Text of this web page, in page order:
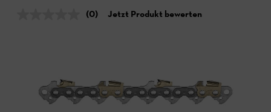
(0) Jetzt Produkt bewerten